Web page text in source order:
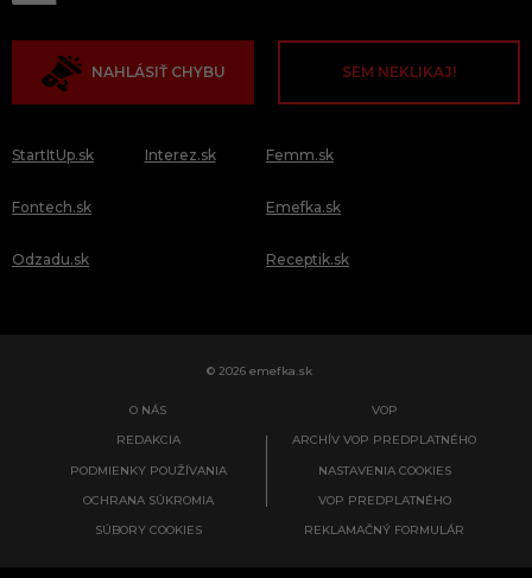
NAHLÁSIŤ CHYBU SEM NEKLIKAJ!
StartItUp.sk
Fontech.sk
Odzadu.sk
Interez.sk Femm.sk
Emefka.sk
Receptik.sk
© 2026 emefka.sk
O NÁS
REDAKCIA
PODMIENKY POUŽÍVANIA
OCHRANA SÚKROMIA
SÚBORY COOKIES
VOP
ARCHÍV VOP PREDPLATNÉHO
NASTAVENIA COOKIES
VOP PREDPLATNÉHO
REKLAMAČNÝ FORMULÁR